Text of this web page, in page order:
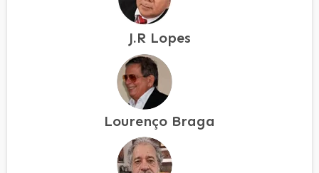
J.R Lopes
Lourenço Braga